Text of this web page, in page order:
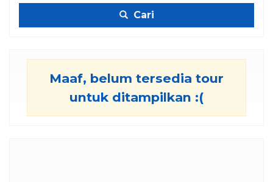
Cari
Maaf, belum tersedia tour
untuk ditampilkan :(